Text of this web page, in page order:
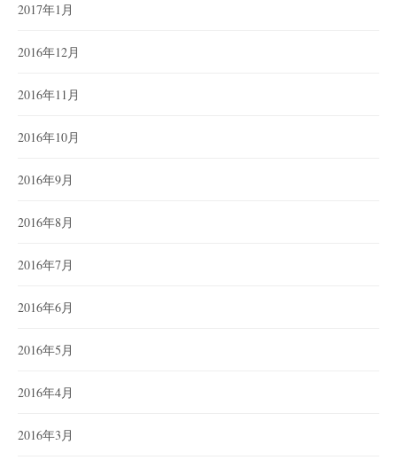
2017年1月
2016年12月
2016年11月
2016年10月
2016年9月
2016年8月
2016年7月
2016年6月
2016年5月
2016年4月
2016年3月